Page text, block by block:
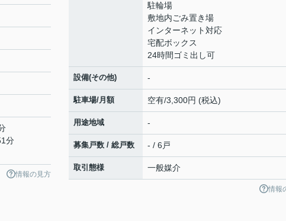
分
情報の見方
駐輪場
敷地内ごみ置き場
インターネット対応
宅配ボックス
24時間ゴミ出し可
設備(その他) -
駐車場/月額 空有/3,300円 (税込)
用途地域 -
募集戸数 / 総戸数 - / 6戸
取引態様 一般媒介
情報